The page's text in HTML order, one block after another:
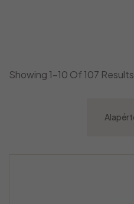
Showing 1–10 Of 107 Results